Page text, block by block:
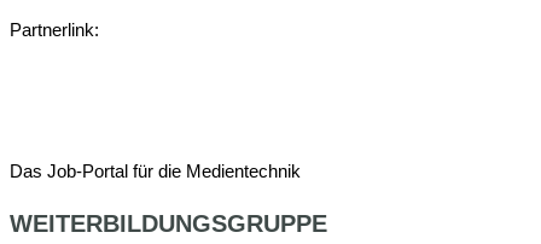
Partnerlink:
Das Job-Portal für die Medientechnik
WEITERBILDUNGSGRUPPE